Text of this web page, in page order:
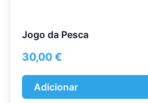
Jogo da Pesca
30,00€
Adicionar